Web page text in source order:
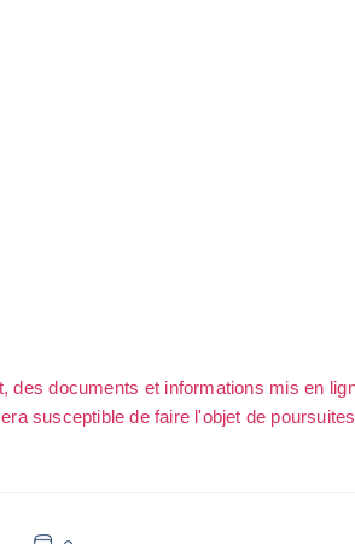
documents et informations mis en
susceptible de faire l'objet de